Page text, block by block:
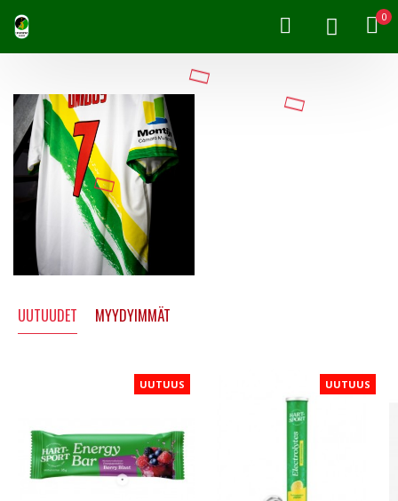
0
UUTUUDET MYYDYIMMÄT
UUTUUS UUTUUS